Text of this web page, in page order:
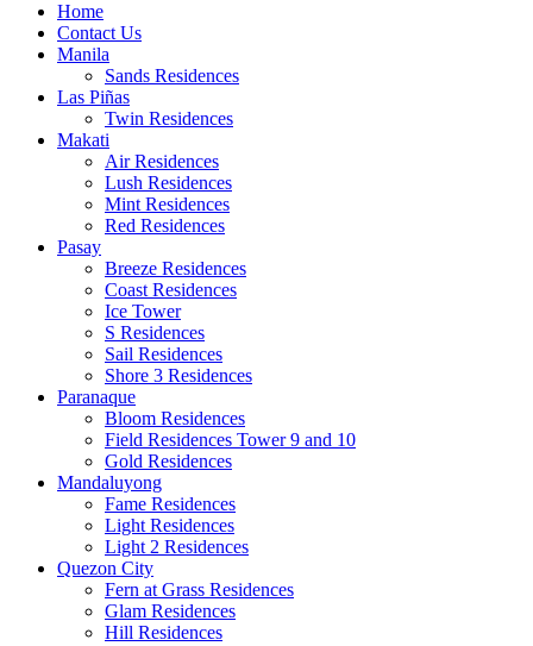
Home
Contact Us
Manila
Sands Residences
Las Piñas
Twin Residences
Makati
Air Residences
Lush Residences
Mint Residences
Red Residences
Pasay
Breeze Residences
Coast Residences
Ice Tower
S Residences
Sail Residences
Shore 3 Residences
Paranaque
Bloom Residences
Field Residences Tower 9 and 10
Gold Residences
Mandaluyong
Fame Residences
Light Residences
Light 2 Residences
Quezon City
Fern at Grass Residences
Glam Residences
Hill Residences